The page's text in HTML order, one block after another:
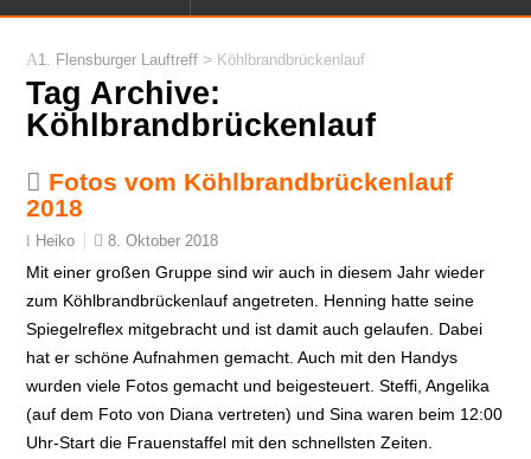
1. Flensburger Lauftreff > Köhlbrandbrückenlauf
Tag Archive:
Köhlbrandbrückenlauf
Fotos vom Köhlbrandbrückenlauf
2018
Heiko 8. Oktober 2018
Mit einer großen Gruppe sind wir auch in diesem Jahr wieder
zum Köhlbrandbrückenlauf angetreten. Henning hatte seine
Spiegelreflex mitgebracht und ist damit auch gelaufen. Dabei
hat er schöne Aufnahmen gemacht. Auch mit den Handys
wurden viele Fotos gemacht und beigesteuert. Steffi, Angelika
(auf dem Foto von Diana vertreten) und Sina waren beim 12:00
Uhr-Start die Frauenstaffel mit den schnellsten Zeiten.